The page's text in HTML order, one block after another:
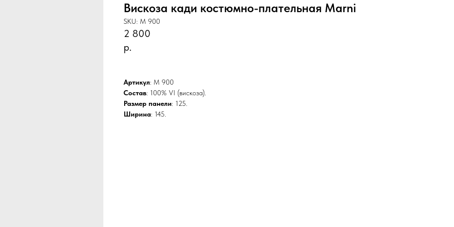
Вискоза кади костюмно-плательная Marni
SKU: M 900
2 800
р.
Артикул: M 900
Состав: 100% VI (вискоза).
Размер панели: 125.
Ширина: 145.